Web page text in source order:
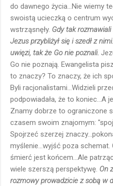
do dawnego życia...Nie wiemy
swoistą ucieczką o centrum
wstrząsnęły. Gdy tak
Jezus przybliżył się i szedł z
uwięzi, tak że Go nie poznali.
Go nie poznają. Ewangelista
to znaczy? To znaczy, że ich
Byli racjonalistami...Widzieli
podpowiadała, że to koniec...A
Znamy dobrze to ograniczone
czasem swoim znajomym:
Spojrzeć szerzej
myślenie...wyjść poza
śmierć jest końcem...Ale
wiele szerszą perspektywę. On
rozmowy prowadzicie z sobą w